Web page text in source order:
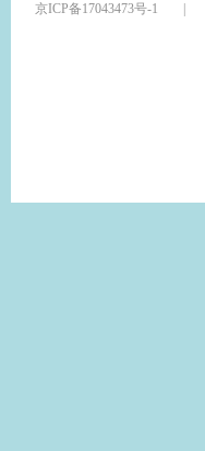
京ICP备17043473号-1